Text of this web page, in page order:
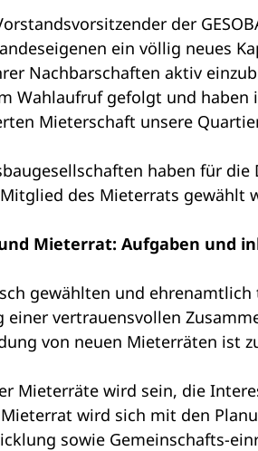
der
ein völlig neues
Nachbarschaften aktiv
Wahlaufruf gefolgt und
Mieterschaft unsere
haben für
des Mieterrats gewählt
Mieterrat: Aufgaben und
gewählten und
einer vertrauensvollen
von neuen Mieterräten ist
Mieterräte wird sein, die
wird sich mit den
sowie Gemeinschafts-